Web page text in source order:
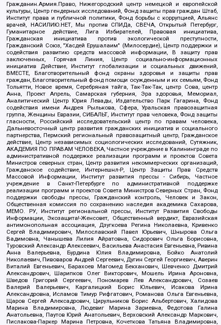
Гражданин.Армия.Право, Нижегородский центр немецкой и европейской
культуры, Центр гендерных исследований, Фонд защиты прав граждан Штаб,
Институт права и публичной политики, Фонд борьбы с коррупцией, Альянс
врачей, НАСИЛИЮ.НЕТ, Мы против СПИДа, СВЕЧА, Открытый Петербург,
Гуманитарное действие, Лига Избирателей, Правовая инициатива,
Гражданская инициатива против экологической преступности,
Гражданский Союз, "Хасдей Ерушалаим" (Милосердие), Центр поддержки и
содействия развитию средств массовой информации, В защиту прав
заключенных, Горячая Линия, Центр социально-информационных
инициатив Действие, Институт глобализации и социальных движений,
ВМЕСТЕ, Благотворительный фонд охраны здоровья и защиты прав
граждан, Благотворительный фонд помощи осужденным и их семьям, Фонд
Тольятти, Новое время, Серебряная тайга, Так-Так-Так, центр Сова, центр
Анна, Проект Апрель, Самарская губерния, Эра здоровья, Мемориал,
Аналитический Центр Юрия Левады, Издательство Парк Гагарина, Фонд
содействия имени Андрея Рылькова, Сфера, Уральская правозащитная
группа, Женщины Евразии, СИБАЛЬТ, Институт прав человека, Фонд защиты
гласности, Российский исследовательский центр по правам человека,
Дальневосточный центр развития гражданских инициатив и социального
партнерства, Пермский региональный правозащитный центр, Гражданское
действие, Центр независимых социологических исследований, Сутяжник,
АКАДЕМИЯ ПО ПРАВАМ ЧЕЛОВЕКА, Частное учреждение в Калининграде по
административной поддержке реализации программ и проектов Совета
Министров северных стран, Центр развития некоммерческих организаций,
Гражданское содействие, Интернешнл-Р, Центр Защиты Прав Средств
Массовой Информации, Институт развития прессы - Сибирь, Частное
учреждение в Санкт-Петербурге по административной поддержке
реализации программ и проектов Совета Министров Северных Стран, Фонд
поддержки свободы прессы, Гражданский контроль, Человек и Закон,
Общественная комиссия по сохранению наследия академика Сахарова,
МЕМО. РУ, Институт региональной прессы, Институт Развития Свободы
Информации, Экозащита!-Женсовет, Общественный вердикт, Евразийская
антимонопольная ассоциация, Дзугкоева Регина Николаевна, Кривенко
Сергей Владимирович, Милославский Павел Юрьевич, Шнырова Ольга
Вадимовна, Чанышева Лилия Айратовна, Сидорович Ольга Борисовна,
Туровский Александр Алексеевич, Васильева Анастасия Евгеньевна, Ривина
Анна Валерьевна, Бурдина Юлия Владимировна, Бойко Анатолий
Николаевич, Пивоваров Андрей Сергеевич, Дугин Сергей Георгиевич, Аверин
Виталий Евгеньевич, Барахоев Магомед Бекханович, Шевченко Дмитрий
Александрович, Шарипков Олег Викторович, Мошель Ирина Ароновна,
Шведов Григорий Сергеевич, Пономарев Лев Александрович, Созаев
Валерий Валерьевич, Каргалицкий Борис Юльевич, Исакова Ирина
Александровна, Исламов Тимур Рифгатович, Романова Ольга Евгеньевна,
Щаров Сергей Алексадрович, Цирульников Борис Альбертович, Халидова
Марина Владимировна, Людевиг Марина Зариевна, Федотова Галина
Анатольевна, Паутов Юрий Анатольевич, Верховский Александр Маркович,
Пислакова-Паркер Марина Петровна, Кочеткова Татьяна Владимировна,